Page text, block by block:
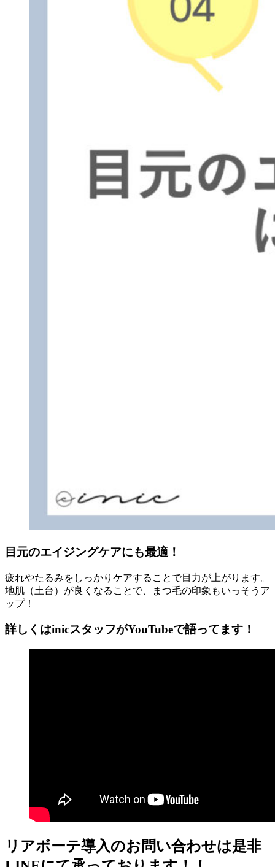
目元のエイジングケアにも最適！
疲れやたるみをしっかりケアすることで目力が上がります。
地肌（土台）が良くなることで、まつ毛の印象もいっそうア
ップ！
詳しくはinicスタッフがYouTubeで語ってます！
リアボーテ導入のお問い合わせは是非